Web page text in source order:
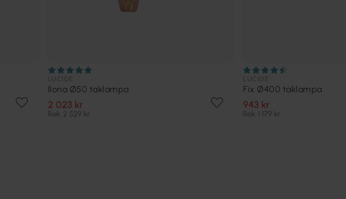
Ilona Ø50 taklampa
2 023 kr
Rek. 2 529 kr
Fix Ø400 taklampa
943 kr
Rek. 1 179 kr